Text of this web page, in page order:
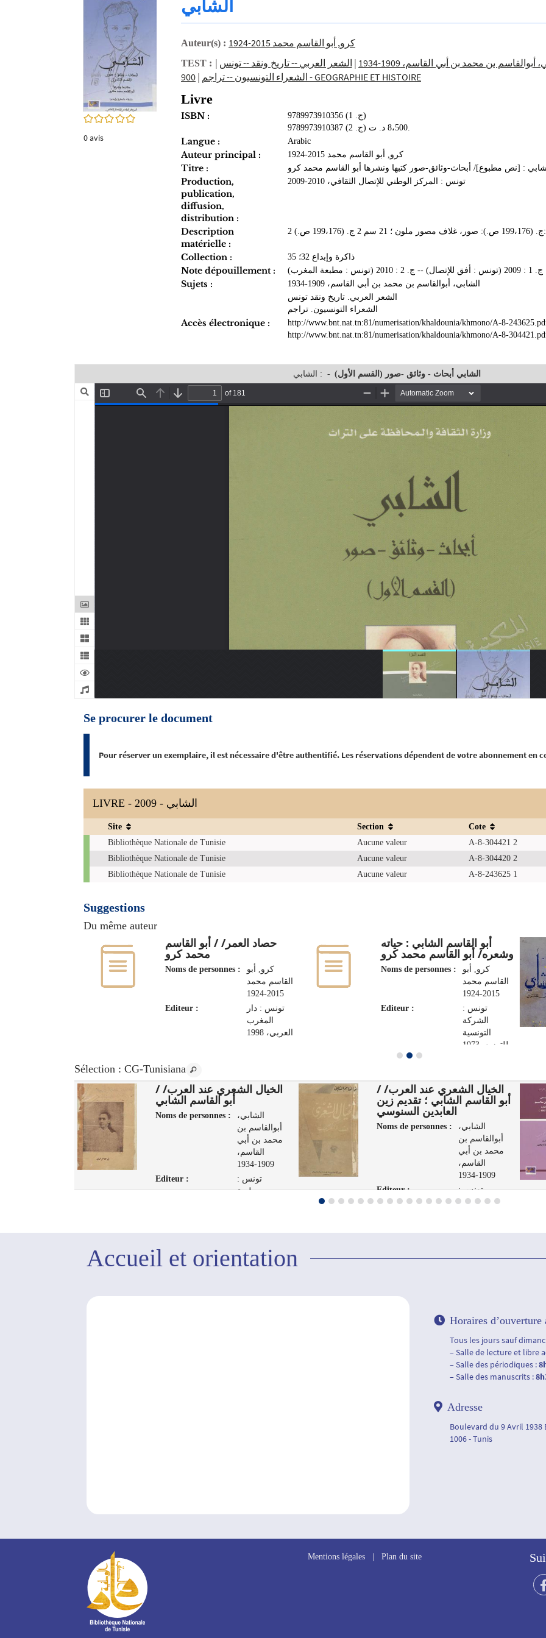
0/5
0avis
الشابي
Auteur(s) : كرو, أبو القاسم محمد 2015-1924
TEST : أبوالقاسم بن محمد بن أبي القاسم، 1909-1934 | الشعر العربي -- تاريخ ونقد -- تونس |
الشعراء التونسيون -- تراجم | 900 - GEOGRAPHIE ET HISTOIRE
Livre
ISBN :
9789973910356 (ج. 1)
9789973910387 (ج. 2) 8،500 د. ت.
Langue : Arabic
Auteur principal : كرو, أبو القاسم محمد 2015-1924
Titre : : [نص مطبوع]/ أبحاث-وثائق-صور كتبها ونشرها أبو القاسم محمد كرو
Production,
publication,
diffusion,
distribution :
تونس : المركز الوطني للإتصال الثقافي، 2010-2009
Description
matérielle :
2 ج. (199،176 ص.): صور، غلاف مصور ملون ؛ 21 سم 2 ج. (199،176 ص.):
Collection : ذاكرة وإبداع 32؛ 35
Note dépouillement : ج. 1 : 2009 (تونس : أفق للإتصال) -- ج. 2 : 2010 (تونس : مطبعة المغرب)
Sujets :
الشابي، أبوالقاسم بن محمد بن أبي القاسم، 1909-1934
الشعر العربي. تاريخ ونقد تونس
الشعراء التونسيون. تراجم
Accès électronique :
http://www.bnt.nat.tn:81/numerisation/khaldounia/khmono/A-8-
http://www.bnt.nat.tn:81/numerisation/khaldounia/khmono/A-8-
الشابي : - الشابي أبحاث - وثائق -صور (القسم الأول)
Se procurer le document
Pour réserver un exemplaire, il est nécessaire d'être authentifié. Les réservations dépendent de votre abonnement en
LIVRE - 2009 - الشابي
Exemplaires
Site Section
Cote
Bibliothèque Nationale de Tunisie
Aucune valeur
A-8-304421 2
Bibliothèque Nationale de Tunisie
Aucune valeur
A-8-304420 2
Bibliothèque Nationale de Tunisie
Aucune valeur A-8-243625 1
Suggestions
Du même auteur
أبو القاسم الشابي : حياته
وشعره/ أبو القاسم محمد كرو
Noms de personnes :
كرو, أبو
القاسم محمد
2015-1924
Editeur :
تونس :
الشركة
التونسية
للتوزيع، 1973
حصاد العمر/ / أبو القاسم
محمد كرو
Noms de personnes :
كرو, أبو
القاسم محمد
2015-1924
Editeur :
تونس : دار
المغرب
العربي، 1998
Sélection : CG-Tunisiana
الخيال الشعري عند العرب/ /
أبو القاسم الشابي
Noms de personnes :
الشابي،
أبوالقاسم بن
محمد بن أبي
القاسم،
1909-1934
Editeur :
تونس :
مطبعة
الخيال الشعري عند العرب/ /
أبو القاسم الشابي ؛ تقديم زين
العابدين السنوسي
Noms de personnes :
الشابي،
أبوالقاسم بن
محمد بن أبي
القاسم،
1909-1934
Editeur :
تونس :
الشركة
Accueil et orientation
Horaires d’ouverture
Tous les jours sauf
– Salle de lecture et libre
– Salle des périodiques :
– Salle des manuscrits :
Adresse
Boulevard du 9 Avril 1938
1006 - Tunis
Mentions légales Plan du site